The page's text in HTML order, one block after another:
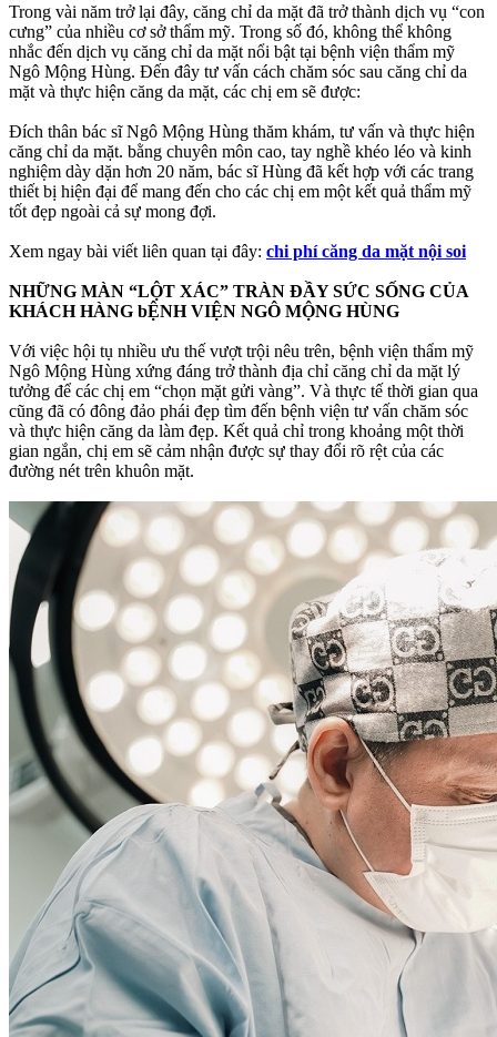
Trong vài năm trở lại đây, căng chỉ da mặt đã trở thành dịch vụ “con
cưng” của nhiều cơ sở thẩm mỹ. Trong số đó, không thể không
nhắc đến dịch vụ căng chỉ da mặt nổi bật tại bệnh viện thẩm mỹ
Ngô Mộng Hùng. Đến đây tư vấn cách chăm sóc sau căng chỉ da
mặt và thực hiện căng da mặt, các chị em sẽ được:
Đích thân bác sĩ Ngô Mộng Hùng thăm khám, tư vấn và thực hiện
căng chỉ da mặt. bằng chuyên môn cao, tay nghề khéo léo và kinh
nghiệm dày dặn hơn 20 năm, bác sĩ Hùng đã kết hợp với các trang
thiết bị hiện đại để mang đến cho các chị em một kết quả thẩm mỹ
tốt đẹp ngoài cả sự mong đợi.
Xem ngay bài viết liên quan tại đây: chi phí căng da mặt nội soi
NHỮNG MÀN “LỘT XÁC” TRÀN ĐẦY SỨC SỐNG CỦA
KHÁCH HÀNG bỆNH VIỆN NGÔ MỘNG HÙNG
Với việc hội tụ nhiều ưu thế vượt trội nêu trên, bệnh viện thẩm mỹ
Ngô Mộng Hùng xứng đáng trở thành địa chỉ căng chỉ da mặt lý
tưởng để các chị em “chọn mặt gửi vàng”. Và thực tế thời gian qua
cũng đã có đông đảo phái đẹp tìm đến bệnh viện tư vấn chăm sóc
và thực hiện căng da làm đẹp. Kết quả chỉ trong khoảng một thời
gian ngắn, chị em sẽ cảm nhận được sự thay đổi rõ rệt của các
đường nét trên khuôn mặt.